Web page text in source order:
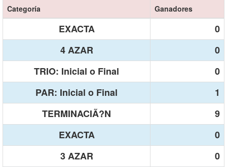
Categoría Ganadores
EXACTA
0
4 AZAR
0
TRIO: Inicial o Final
0
PAR: Inicial o Final
1
TERMINACIÃ?N
9
EXACTA
0
3 AZAR
0